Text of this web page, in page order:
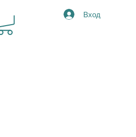
Вход